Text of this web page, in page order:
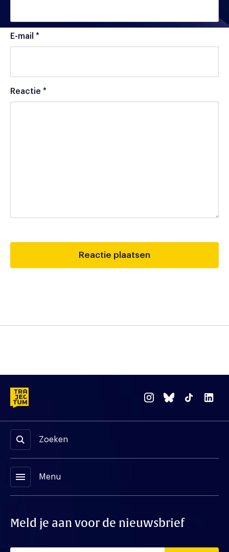
E-mail *
Reactie *
Zoeken
menu Menu
Meld je aan voor de nieuwsbrief